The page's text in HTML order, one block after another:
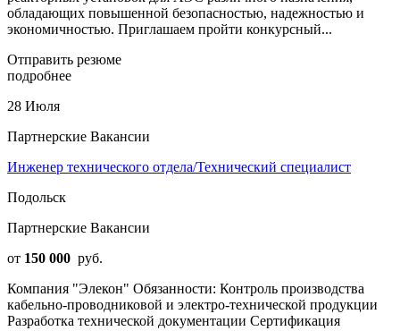
обладающих повышенной безопасностью, надежностью и
экономичностью. Приглашаем пройти конкурсный...
Отправить резюме
подробнее
28 Июля
Партнерские Вакансии
Инженер технического отдела/Технический специалист
Подольск
Партнерские Вакансии
от 150 000 руб.
Компания "Элекон" Обязанности: Контроль производства
кабельно-проводниковой и электро-технической продукции
Разработка технической документации Сертификация